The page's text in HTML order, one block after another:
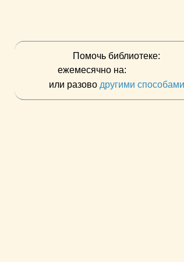
Помочь библиотеке:
ежемесячно на:
или разово другими способами